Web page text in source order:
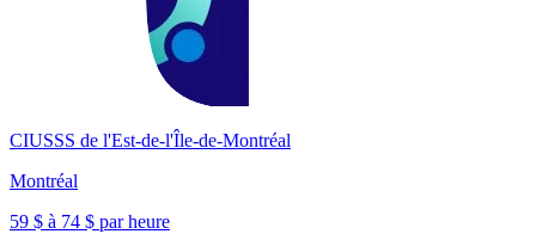
CIUSSS de l'Est-de-l'Île-de-Montréal
Montréal
59 $ à 74 $ par heure